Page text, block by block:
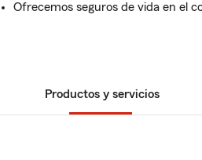
Ofrecemos seguros de vida en el
Productos y servicios